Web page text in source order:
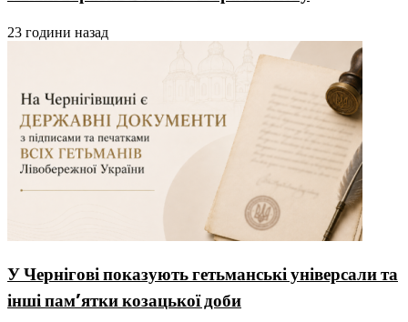
23 години назад
У Чернігові показують гетьманські універсали та
інші пам’ятки козацької доби